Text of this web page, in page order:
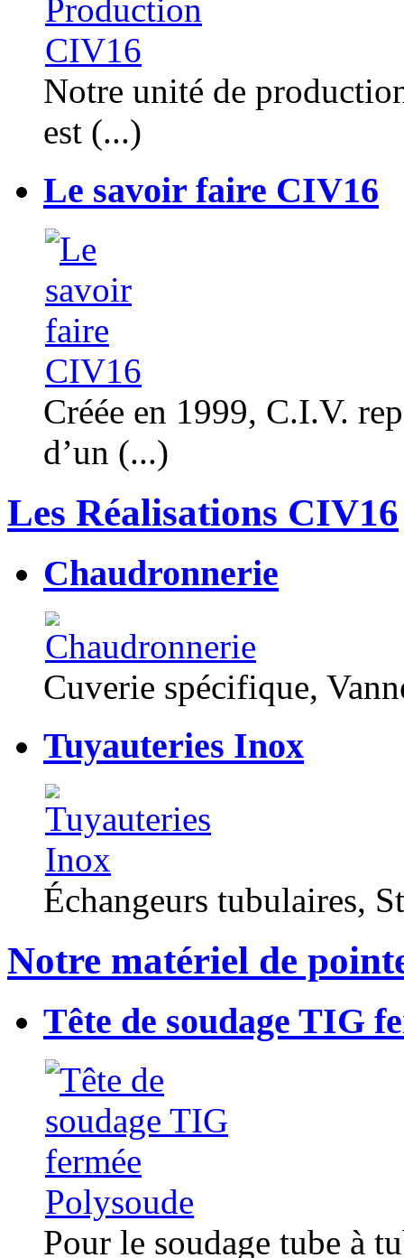
Notre unité de
est (...)
Le savoir faire CIV16
Créée en 1999, C.I.V.
d’un (...)
Les Réalisations CIV16
Chaudronnerie
Cuverie spécifique,
Tuyauteries Inox
Échangeurs tubulaires,
Notre matériel de
Tête de soudage TIG
Pour le soudage tube à